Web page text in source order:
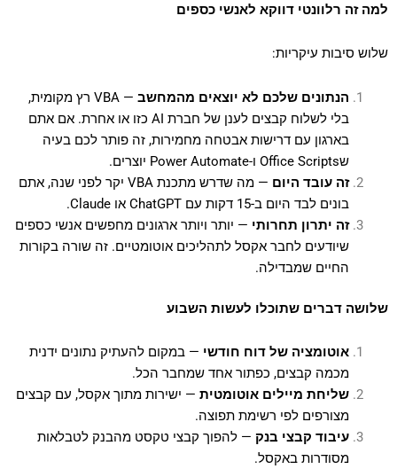
למה זה רלוונטי דווקא לאנשי כספים
שלוש סיבות עיקריות:
הנתונים שלכם לא יוצאים מהמחשב
— VBA רץ מקומית,
בלי לשלוח קבצים לענן של חברת AI כזו או אחרת. אם אתם
בארגון עם דרישות אבטחה מחמירות, זה פותר לכם בעיה
שOffice Scripts ו-Power Automate יוצרים.
זה עובד היום
— מה שדרש מתכנת VBA יקר לפני שנה, אתם
בונים לבד היום ב-15 דקות עם ChatGPT או Claude.
זה יתרון תחרותי — יותר ויותר ארגונים מחפשים אנשי כספים
שיודעים לחבר אקסל לתהליכים אוטומטיים. זה שורה בקורות
החיים שמבדילה.
שלושה דברים שתוכלו לעשות השבוע
אוטומציה של דוח חודשי — במקום להעתיק נתונים ידנית
מכמה קבצים, כפתור אחד שמחבר הכל.
שליחת מיילים אוטומטית— ישירות מתוך אקסל, עם קבצים
מצורפים לפי רשימת תפוצה.
עיבוד קבצי בנק— להפוך קבצי טקסט מהבנק לטבלאות
מסודרות באקסל.